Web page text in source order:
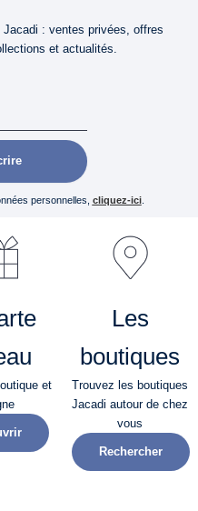
: ventes privées, offres
et actualités.
personnelles, cliquez-ici.
et
Les
boutiques
Trouvez les boutiques
Jacadi autour de chez
vous
Rechercher